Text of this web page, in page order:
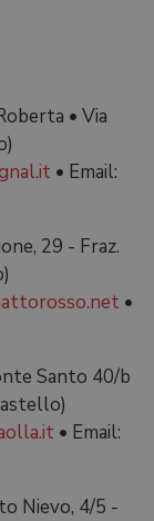
• Via
• Email:
29 - Fraz.
•
Santo 40/b
• Email:
Nievo, 4/5 -